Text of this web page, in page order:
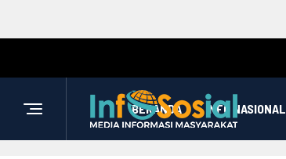
BERANDA INFO NASIONAL